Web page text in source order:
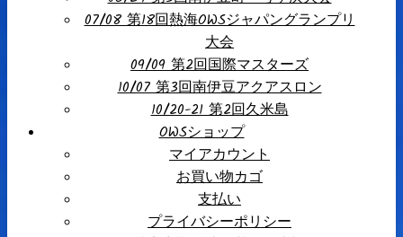
07/08 第18回熱海OWSジャパングランプリ
大会
09/09 第2回国際マスターズ
10/07 第3回南伊豆アクアスロン
10/20-21 第2回久米島
OWSショップ
マイアカウント
お買い物カゴ
支払い
プライバシーポリシー